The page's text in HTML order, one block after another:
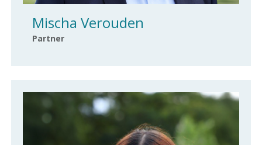
Mischa Verouden
Partner